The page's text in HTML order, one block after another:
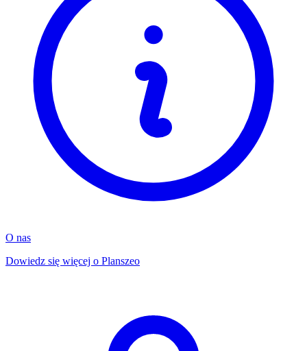
O nas
Dowiedz się więcej o Planszeo